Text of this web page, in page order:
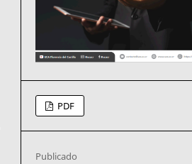
PDF
Publicado